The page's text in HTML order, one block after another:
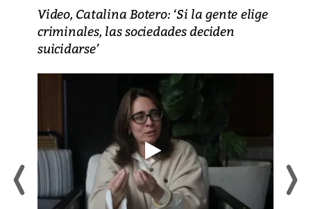
Video, Catalina Botero: ‘Si la gente elige
criminales, las sociedades deciden
suicidarse’